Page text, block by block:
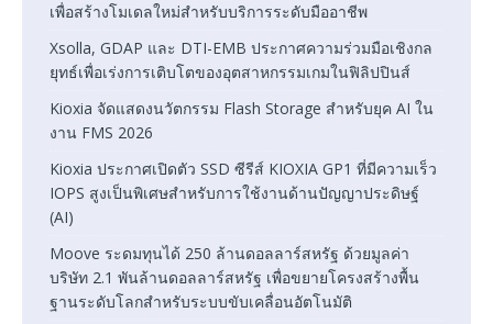
เพื่อสร้างโมเดลใหม่สำหรับบริการระดับมืออาชีพ
Xsolla, GDAP และ DTI-EMB ประกาศความร่วมมือเชิงกล
ยุทธ์เพื่อเร่งการเติบโตของอุตสาหกรรมเกมในฟิลิปปินส์
Kioxia จัดแสดงนวัตกรรม Flash Storage สำหรับยุค AI ใน
งาน FMS 2026
Kioxia ประกาศเปิดตัว SSD ซีรีส์ KIOXIA GP1 ที่มีความเร็ว
IOPS สูงเป็นพิเศษสำหรับการใช้งานด้านปัญญาประดิษฐ์
(AI)
Moove ระดมทุนได้ 250 ล้านดอลลาร์สหรัฐ ด้วยมูลค่า
บริษัท 2.1 พันล้านดอลลาร์สหรัฐ เพื่อขยายโครงสร้างพื้น
ฐานระดับโลกสำหรับระบบขับเคลื่อนอัตโนมัติ